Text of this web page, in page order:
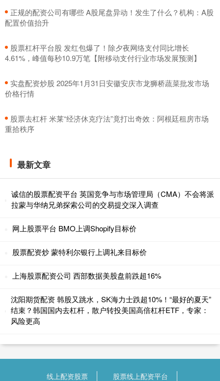
​正规的配资公司有哪些 A股尾盘异动！发生了什么？机构：A股
配置价值抬升
​股票杠杆平台股 发红包爆了！除夕夜网络支付同比增长
4.61%，峰值每秒10.9万笔【附移动支付行业市场发展预测】
​实盘配资炒股 2025年1月31日安徽安庆市龙狮桥蔬菜批发市场
价格行情
​股票去杠杆 米莱“经济休克疗法”竟打出奇效：阿根廷租房市场
重拾秩序
最新文章
诚信的股票配资平台 英国竞争与市场管理局（CMA）不会将派
拉蒙与华纳兄弟探索公司的交易提交深入调查
网上股票平台 BMO上调Shopify目标价
股票配资炒 蒙特利尔银行上调礼来目标价
上海股票配资公司 西部数据美股盘前跌超16%
沈阳期货配资 韩股又跳水，SK海力士跌超10%！“最好的夏天”
结束？韩国国内去杠杆，散户转投美国高倍杠杆ETF，专家：
风险更高
线上配资股票 股票线上配资平台